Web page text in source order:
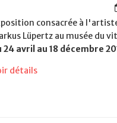
consacrée à
Lüpertz au musée du
24 avril au 18 décembre
détails